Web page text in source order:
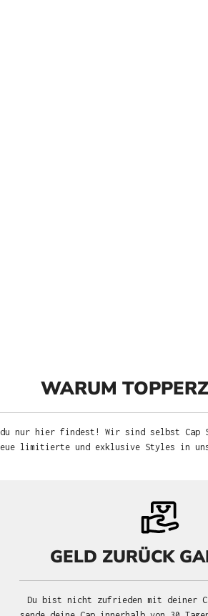
WARUM
hier findest! Wir sind selbst Cap
limitierte und exklusive Styles in
GELD ZURÜCK
Du bist nicht zufrieden mit deiner